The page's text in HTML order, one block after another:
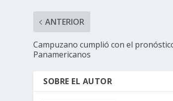
ANTERIOR
Campuzano cumplió con el
Panamericanos
SOBRE EL AUTOR